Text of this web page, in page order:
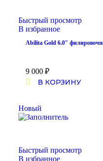
Быстрый просмотр
В избранное
Abilita Gold 6.0″
9 000 ₽
В КОРЗИНУ
Новый
Быстрый просмотр
В избранное